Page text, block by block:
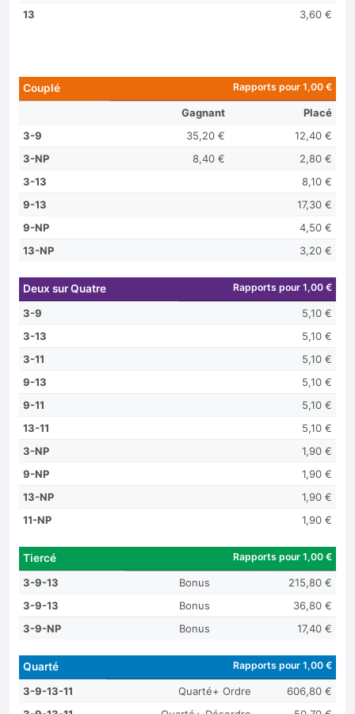
13 3,60 €
Couplé Rapports pour 1,00 €
Gagnant
Placé
3-9
35,20 €
12,40 €
3-NP
8,40 €
2,80 €
3-13
8,10 €
9-13
17,30 €
9-NP
4,50 €
13-NP
3,20 €
Deux sur Quatre Rapports pour 1,00 €
3-9
5,10 €
3-13
5,10 €
3-11
5,10 €
9-13
5,10 €
9-11
5,10 €
13-11
5,10 €
3-NP
1,90 €
9-NP
1,90 €
13-NP
1,90 €
11-NP
1,90 €
Tiercé Rapports pour 1,00 €
3-9-13 Bonus
215,80 €
3-9-13
Bonus
36,80 €
3-9-NP
Bonus 17,40 €
Quarté Rapports pour 1,00 €
3-9-13-11 Quarté+ Ordre
606,80 €